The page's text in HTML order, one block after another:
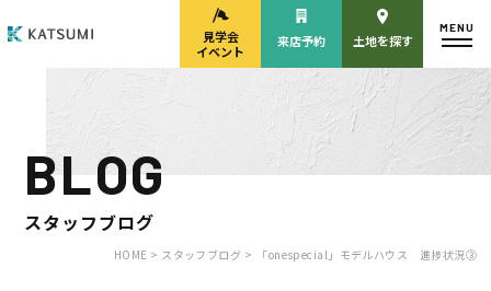
モデルハウス
来場予約
見学会・
見学会
イベント
来店予約 土地を探す
MENU
BLOG
スタッフブログ
HOME > スタッフブログ > 「onespecial」モデルハウス 進捗状況③